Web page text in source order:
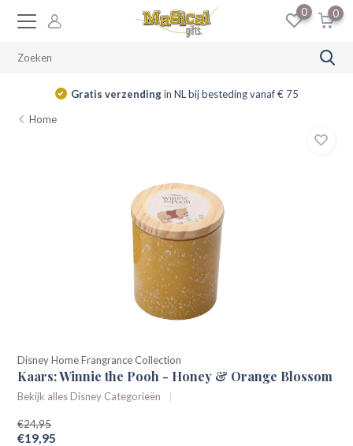
0 0
Gratis verzendingin NL bij besteding vanaf € 75
Home
Disney Home Frangrance Collection
Kaars: Winnie the Pooh - Honey & Orange Blossom
Bekijk alles Disney Categorieën
€24,95
€19,95